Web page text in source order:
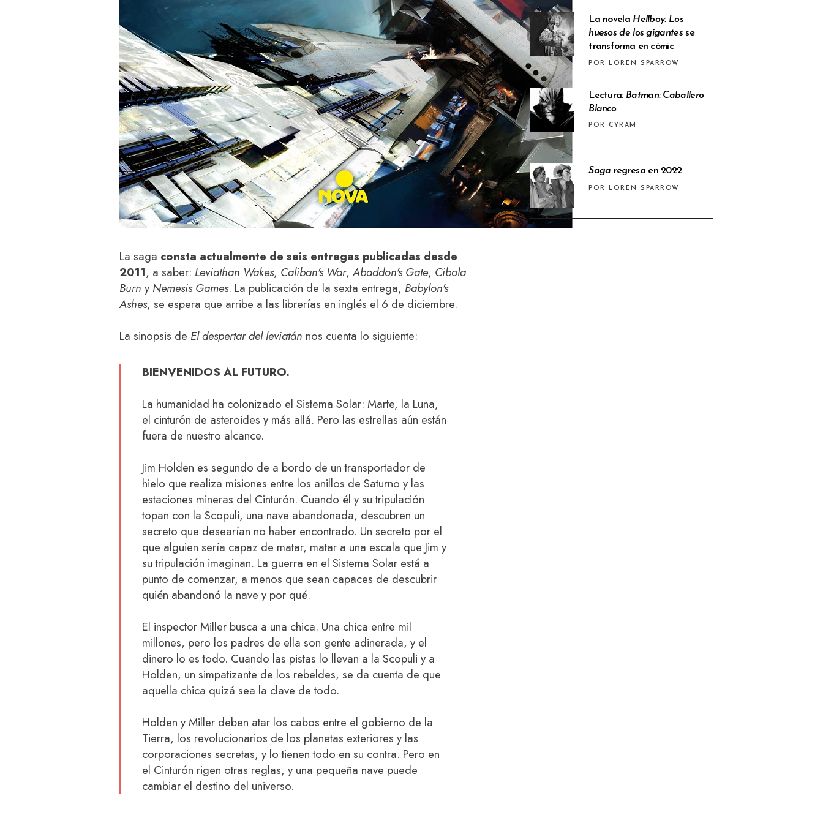
La novela Hellboy: Los
huesos de los gigantesse
transforma en cómic
POR LOREN SPARROW
Lectura: Batman: Caballero
Blanco
POR CYRAM
Saga regresa en 2022
POR LOREN SPARROW
La saga consta actualmente de seis entregas publicadas desde
2011, a saber: Leviathan Wakes, Caliban's War,Abaddon's Gate, Cibola
Burn y Nemesis Games. La publicación de la sexta entrega, Babylon's
Ashes, se espera que arribe a las librerías en inglés el 6 de diciembre.
La sinopsis de El despertar del leviatán nos cuenta lo siguiente:
BIENVENIDOS AL FUTURO.
La humanidad ha colonizado el Sistema Solar: Marte, la Luna,
el cinturón de asteroides y más allá. Pero las estrellas aún están
fuera de nuestro alcance.
Jim Holden es segundo de a bordo de un transportador de
hielo que realiza misiones entre los anillos de Saturno y las
estaciones mineras del Cinturón. Cuando él y su tripulación
topan con la Scopuli, una nave abandonada, descubren un
secreto que desearían no haber encontrado. Un secreto por el
que alguien sería capaz de matar, matar a una escala que Jim y
su tripulación imaginan. La guerra en el Sistema Solar está a
punto de comenzar, a menos que sean capaces de descubrir
quién abandonó la nave y por qué.
El inspector Miller busca a una chica. Una chica entre mil
millones, pero los padres de ella son gente adinerada, y el
dinero lo es todo. Cuando las pistas lo llevan a la Scopuli y a
Holden, un simpatizante de los rebeldes, se da cuenta de que
aquella chica quizá sea la clave de todo.
Holden y Miller deben atar los cabos entre el gobierno de la
Tierra, los revolucionarios de los planetas exteriores y las
corporaciones secretas, y lo tienen todo en su contra. Pero en
el Cinturón rigen otras reglas, y una pequeña nave puede
cambiar el destino del universo.